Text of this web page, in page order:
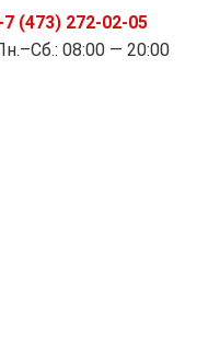
(473) 272-02-05
08:00 — 20:00